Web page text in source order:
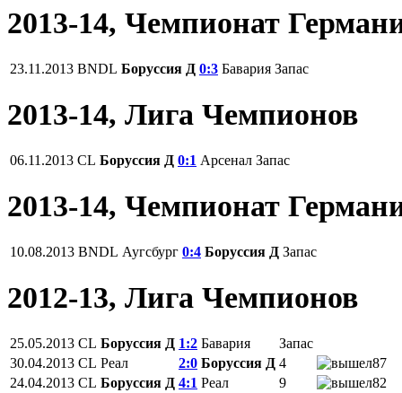
2013-14, Чемпионат
23.11.2013 BNDL Боруссия Д 0:3 Бавария Запас
2013-14, Лига Чемпионов
06.11.2013 CL Боруссия Д 0:1 Арсенал Запас
2013-14, Чемпионат
10.08.2013 BNDL Аугсбург 0:4 Боруссия Д Запас
2012-13, Лига Чемпионов
25.05.2013 CL Боруссия Д 1:2 Бавария
Запас
30.04.2013 CL Реал 2:0 Боруссия Д 4
87
24.04.2013 CL Боруссия Д 4:1 Реал 9
82